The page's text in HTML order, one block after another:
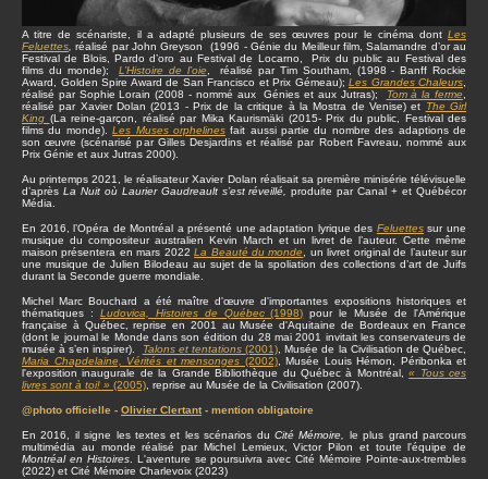
A titre de scénariste, il a adapté plusieurs de ses œuvres pour le cinéma dont Les
Feluettes réalisé par John Greyson (1996 - Génie du Meilleur film, Salamandre d’or au
Festival de Blois, Pardo d’oro au Festival de Locarno, Prix du public au Festival des
films du monde);L’Histoire de l’oie , réalisé par Tim Southam, (1998 - Banff Rockie
Award, Golden Spire Award de San Francisco et Prix Gémeau); Les Grandes Chaleurs
réalisé par Sophie Lorain (2008 - nommé aux Génies et aux Jutras);
Tom à la ferme
réalisé par Xavier Dolan (2013 - Prix de la critique à la Mostra de Venise) et The Girl
King (La reine-garçon, réalisé par Mika Kaurismäki (2015- Prix du public, Festival des
films du monde).Les Muses orphelinesfait aussi partie du nombre des adaptions de
son œuvre (scénarisé par Gilles Desjardins et réalisé par Robert Favreau, nommé aux
Prix Génie et aux Jutras 2000).
Au printemps 2021, le réalisateur Xavier Dolan réalisait sa première minisérie télévisuelle
d’après La Nuit où Laurier Gaudreault s’est réveillé,produite par Canal + et Québécor
Média.
En 2016, l’Opéra de Montréal a présenté une adaptation lyrique des Feluettessur une
musique du compositeur australien Kevin March et un livret de l’auteur. Cette même
maison présentera en mars 2022La Beauté du monde
, un livret original de l’auteur sur
une musique de Julien Bilodeau au sujet de la spoliation des collections d’art de Juifs
durant la Seconde guerre mondiale.
Michel Marc Bouchard a été maître d'œuvre d'importantes expositions historiques et
thématiques : Ludovica, Histoires de Québec(1998) pour le Musée de l'Amérique
française à Québec, reprise en 2001 au Musée d'Aquitaine de Bordeaux en France
(dont le journal le Monde dans son édition du 28 mai 2001 invitait les conservateurs de
musée à s’en inspirer).
Talons et tentations(2001) , Musée de la Civilisation de Québec,
Maria Chapdelaine, Vérités et mensonges (2002), Musée Louis Hémon, Péribonka et
l'exposition inaugurale de la Grande Bibliothèque du Québec à Montréal,« Tous ces
livres sont à toi! » (2005) , reprise au Musée de la Civilisation (2007).
@photo officielle - Olivier Clertant- mention obligatoire
En 2016, il signe les textes et les scénarios du Cité Mémoire, le plus grand parcours
multimédia au monde réalisé par Michel Lemieux, Victor Pilon et toute l'équipe de
Montréal en Histoires. L'aventure se poursuivra avec Cité Mémoire Pointe-aux-trembles
(2022) et Cité Mémoire Charlevoix (2023)